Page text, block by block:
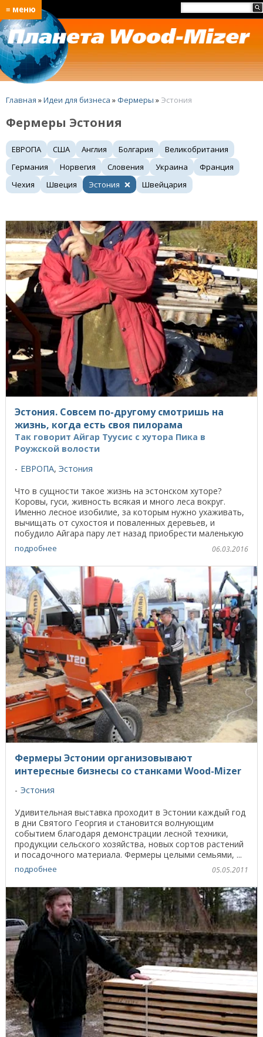
≡ меню
Главная »Идеи для бизнеса » Фермеры » Эстония
Фермеры Эстония
ЕВРОПА США Англия Болгария
Великобритания
Германия
Норвегия Словения Украина
Франция
Чехия
Швеция Эстония Швейцария
Эстония. Совсем по-другому смотришь на
жизнь, когда есть своя пилорама
Так говорит Айгар Туусис с хутора Пика в
Роужской волости
ЕВРОПА, Эстония
Что в сущности такое жизнь на эстонском хуторе?
Коровы, гуси, живность всякая и много леса вокруг.
Именно лесное изобилие, за которым нужно ухаживать,
вычищать от сухостоя и поваленных деревьев, и
побудило Айгара пару лет назад приобрести маленькую
подробнее 06.03.2016
Фермеры Эстонии организовывают
интересные бизнесы со станками Wood-Mizer
Эстония
Удивительная выставка проходит в Эстонии каждый год
в дни Святого Георгия и становится волнующим
событием благодаря демонстрации лесной техники,
продукции сельского хозяйства, новых сортов растений
и посадочного материала. Фермеры целыми семьями, ...
подробнее 05.05.2011